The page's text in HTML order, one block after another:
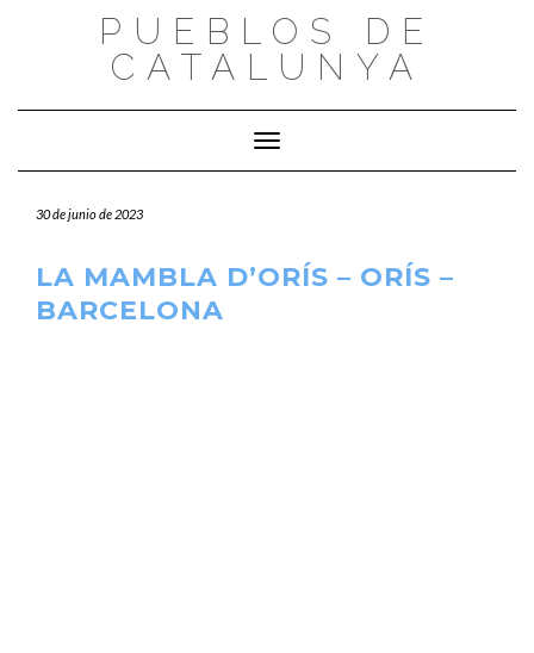
PUEBLOS DE
CATALUNYA
Cambiar modo de navegación
30 de junio de 2023
LA MAMBLA D’ORÍS – ORÍS –
BARCELONA